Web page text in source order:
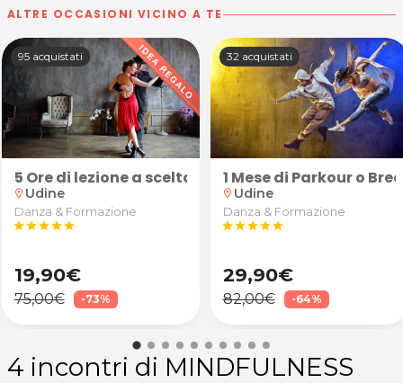
ALTRE OCCASIONI VICINO A TE
(calice di vino Superior, tartine e
95 acquistati
5 Ore di lezione a scelta tra latino-americano o
location_on Udine
Danza & Formazione
starstarstarstarstar
19,90€
75,00€ -73%
32 acquistati
1 Mese di Parkour o
location_on Udine
Danza & Formazione
starstarstarstarstar
29,90€
82,00€ -64%
4 incontri di MINDFULNESS